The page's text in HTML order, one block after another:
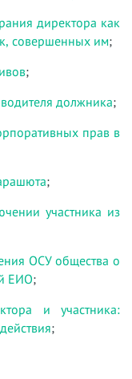
директора как
совершенных им;
;
должника;
прав в
;
участника из
ОСУ общества о
ЕИО;
и участника:
;